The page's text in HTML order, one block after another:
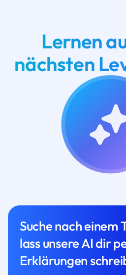
Lernen
nächsten
Suche nach einem
lass unsere AI dir
Erklärungen